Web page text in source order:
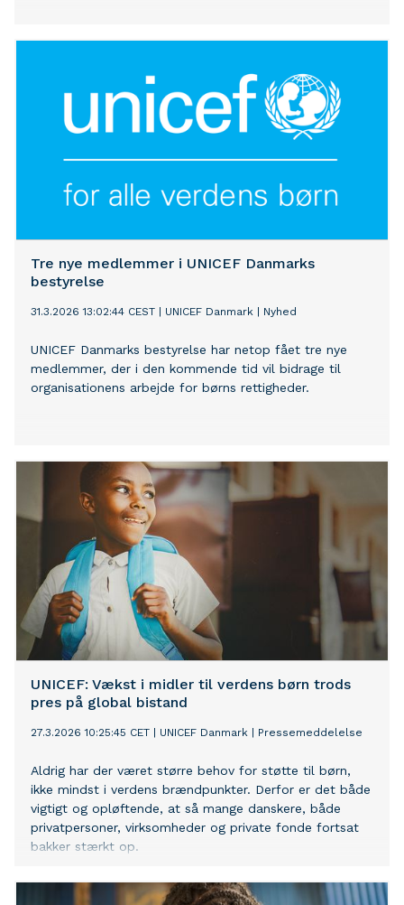
Tre nye medlemmer i UNICEF Danmarks
bestyrelse
31.3.2026 13:02:44 CEST UNICEF Danmark Nyhed
UNICEF Danmarks bestyrelse har netop fået tre nye
medlemmer, der i den kommende tid vil bidrage til
organisationens arbejde for børns rettigheder.
UNICEF: Vækst i midler til verdens børn trods
pres på global bistand
27.3.2026 10:25:45 CET UNICEF Danmark Pressemeddelelse
Aldrig har der været større behov for støtte til børn,
ikke mindst i verdens brændpunkter. Derfor er det både
vigtigt og opløftende, at så mange danskere, både
privatpersoner, virksomheder og private fonde fortsat
bakker stærkt op.